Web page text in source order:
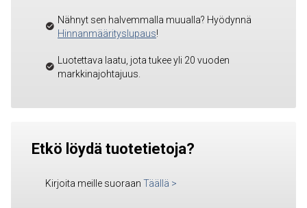
Nähnyt sen halvemmalla muualla? Hyödynnä
Hinnanmäärityslupaus!
Luotettava laatu, jota tukee yli 20 vuoden
markkinajohtajuus.
Etkö löydä tuotetietoja?
Kirjoita meille suoraan Täällä >